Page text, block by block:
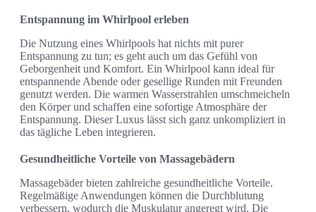
Entspannung im Whirlpool erleben
Die Nutzung eines Whirlpools hat nichts mit purer
Entspannung zu tun; es geht auch um das Gefühl von
Geborgenheit und Komfort. Ein Whirlpool kann ideal für
entspannende Abende oder gesellige Runden mit Freunden
genutzt werden. Die warmen Wasserstrahlen umschmeicheln
den Körper und schaffen eine sofortige Atmosphäre der
Entspannung. Dieser Luxus lässt sich ganz unkompliziert in
das tägliche Leben integrieren.
Gesundheitliche Vorteile von Massagebädern
Massagebäder bieten zahlreiche gesundheitliche Vorteile.
Regelmäßige Anwendungen können die Durchblutung
verbessern, wodurch die Muskulatur angeregt wird. Die